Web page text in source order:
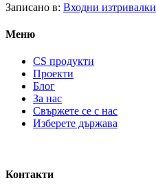
Записано в: Входни изтривалки
Меню
CS продукти
Проекти
Блог
За нас
Свържете се с нас
Изберете държава
Контакти